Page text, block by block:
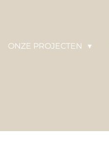
ONZE PROJECTEN